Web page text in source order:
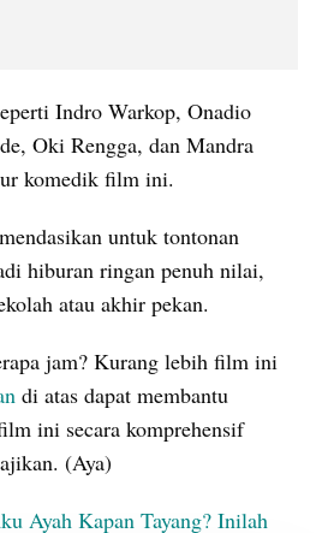
Indro Warkop, Onadio
Oki Rengga, dan Mandra
komedik film ini.
untuk tontonan
hiburan ringan penuh nilai,
atau akhir pekan.
jam? Kurang lebih film ini
di atas dapat membantu
ini secara komprehensif
(Aya)
Ayah Kapan Tayang? Inilah